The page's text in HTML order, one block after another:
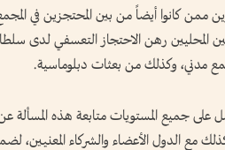
ممن كانوا أيضاً من بين المحتجزين في
يزال هناك 53 من الموظفين المحليين رهن الاحتجاز التعسفي
مدني، وكذلك من بعثات دبلوماسية.
على جميع المستويات متابعة هذه
مع الدول الأعضاء والشركاء المعنيين،